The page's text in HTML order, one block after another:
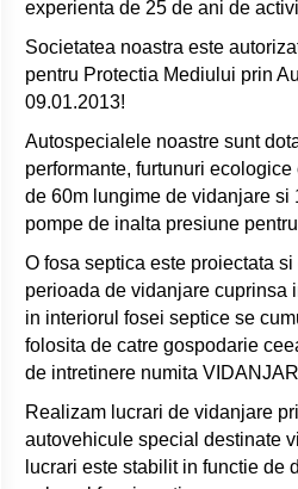
experienta de 25 de ani de
Societatea noastra este
pentru Protectia Mediului prin
09.01.2013!
Autospecialele noastre sunt
performante, furtunuri
de 60m lungime de vidanjare si
pompe de inalta presiune
O fosa septica este proiectata
perioada de vidanjare cuprinsa
in interiorul fosei septice se
folosita de catre gospodarie
de intretinere numita
Realizam lucrari de vidanjare
autovehicule special destinate
lucrari este stabilit in functie de